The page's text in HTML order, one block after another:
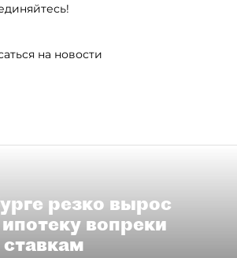
на новости
резко вырос
вопреки